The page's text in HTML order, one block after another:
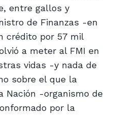
entre gallos y
de Finanzas -en
crédito por 57 mil
a meter al FMI en
vidas -y nada de
sobre el que la
Nación -organismo de
por la